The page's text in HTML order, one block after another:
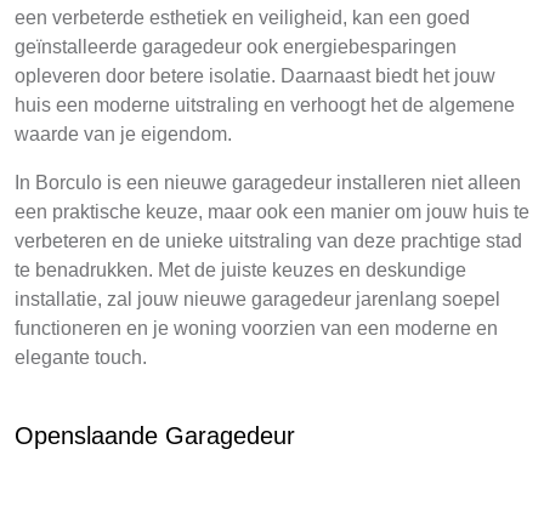
een verbeterde esthetiek en veiligheid, kan een goed
geïnstalleerde garagedeur ook energiebesparingen
opleveren door betere isolatie. Daarnaast biedt het jouw
huis een moderne uitstraling en verhoogt het de algemene
waarde van je eigendom.
In Borculo is een nieuwe garagedeur installeren niet alleen
een praktische keuze, maar ook een manier om jouw huis te
verbeteren en de unieke uitstraling van deze prachtige stad
te benadrukken. Met de juiste keuzes en deskundige
installatie, zal jouw nieuwe garagedeur jarenlang soepel
functioneren en je woning voorzien van een moderne en
elegante touch.
Openslaande Garagedeur